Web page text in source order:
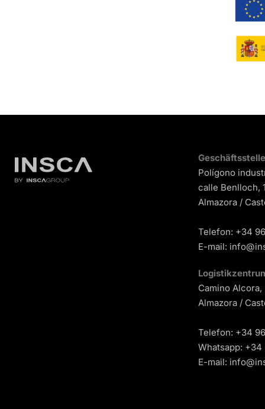
Polígono
calle Benlloch,
Almazora /
Telefon: +34
E-mail:
Camino Alcora,
Almazora /
Telefon: +34
Whatsapp: +34
E-mail: